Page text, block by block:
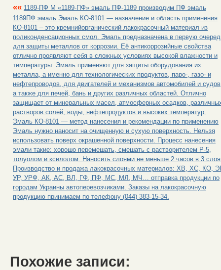
«« 1189-ПФ М «1189-ПФ» эмаль ПФ-1189 производим ПФ эмаль
1189ПФ эмаль Эмаль КО-8101 — назначение и область применения
КО-8101 – это кремнийорганический лакокрасочный материал из
поликонденсационных смол. Эмаль предназначена в первую
для защиты металлов от коррозии. Её антикоррозийные свойства
отлично проявляют себя в сложных условиях высокой влажности и
температуры. Эмаль применяют для защиты оборудования из
металла, а именно для технологических продуктов, паро-, газо- и
нефтепроводов, для двигателей и механизмов автомобилей и
а также для печей, бань и других различных областей. Отлично
защищает от минеральных масел, атмосферных осадков,
растворов солей, воды, нефтепродуктов и высоких температур.
Эмаль КО-8101 — метод нанесения и рекомендации по применению
Эмаль нужно наносит на очищенную и сухую поверхность. Нельзя
использовать поверх окрашенной поверхности. Процесс нанесения
эмали такие: хорошо перемешать, смешать с растворителем P-5,
толуолом и ксилолом. Наносить слоями не меньше 2 часов в 3
Производство и продажа лакокрасочных материалов: ХВ, ХС, КО,
УР, УРФ, АК, АС, ВЛ, ГФ, ПФ, МС, МЛ, МЧ… отправка продукции по
городам Украины автоперевозчиками. Заказы на лакокрасочную
продукцию принимаем по телефону (044) 383-15-34.
Похожие записи: